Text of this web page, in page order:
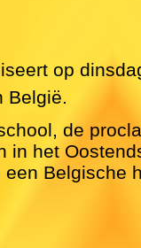
op
België.
de
in het
Belgische